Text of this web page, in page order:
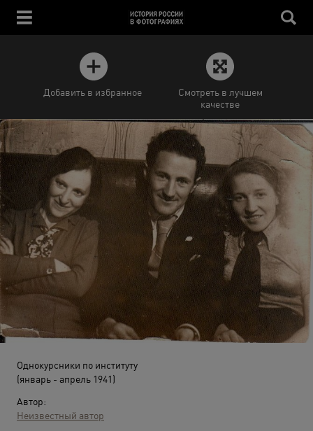
Добавить в избранное
Смотреть в лучшем
качестве
Однокурсники по институту
(январь - апрель 1941)
Автор:
Неизвестный автор